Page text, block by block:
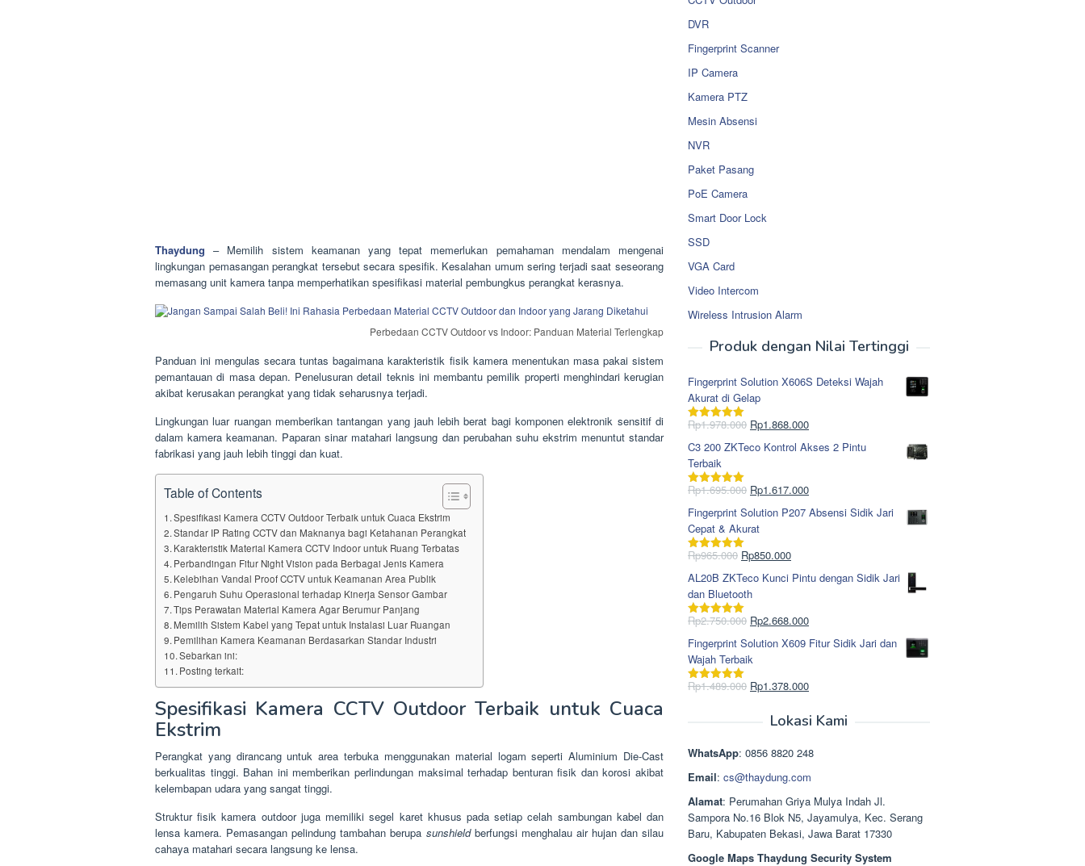
Thaydung – Memilih sistem keamanan yang tepat memerlukan pemahaman mendalam mengenai
lingkungan pemasangan perangkat tersebut secara spesifik. Kesalahan umum sering terjadi saat seseorang
memasang unit kamera tanpa memperhatikan spesifikasi material pembungkus perangkat kerasnya.
Perbedaan CCTV Outdoor vs Indoor: Panduan Material Terlengkap
Panduan ini mengulas secara tuntas bagaimana karakteristik fisik kamera menentukan masa pakai sistem
pemantauan di masa depan. Penelusuran detail teknis ini membantu pemilik properti menghindari kerugian
akibat kerusakan perangkat yang tidak seharusnya terjadi.
Lingkungan luar ruangan memberikan tantangan yang jauh lebih berat bagi komponen elektronik sensitif di
dalam kamera keamanan. Paparan sinar matahari langsung dan perubahan suhu ekstrim menuntut standar
fabrikasi yang jauh lebih tinggi dan kuat.
Table of Contents
Spesifikasi Kamera CCTV Outdoor Terbaik untuk Cuaca Ekstrim
Standar IP Rating CCTV dan Maknanya bagi Ketahanan Perangkat
Karakteristik Material Kamera CCTV Indoor untuk Ruang Terbatas
Perbandingan Fitur Night Vision pada Berbagai Jenis Kamera
Kelebihan Vandal Proof CCTV untuk Keamanan Area Publik
Pengaruh Suhu Operasional terhadap Kinerja Sensor Gambar
Tips Perawatan Material Kamera Agar Berumur Panjang
Memilih Sistem Kabel yang Tepat untuk Instalasi Luar Ruangan
Pemilihan Kamera Keamanan Berdasarkan Standar Industri
Sebarkan ini:
Posting terkait:
Spesifikasi Kamera CCTV Outdoor Terbaik untuk Cuaca
Ekstrim
Perangkat yang dirancang untuk area terbuka menggunakan material logam seperti Aluminium Die-Cast
berkualitas tinggi. Bahan ini memberikan perlindungan maksimal terhadap benturan fisik dan korosi akibat
kelembapan udara yang sangat tinggi.
Struktur fisik kamera outdoor juga memiliki segel karet khusus pada setiap celah sambungan kabel dan
lensa kamera. Pemasangan pelindung tambahan berupa sunshieldberfungsi menghalau air hujan dan silau
cahaya matahari secara langsung ke lensa.
DVR
Fingerprint Scanner
IP Camera
Kamera PTZ
Mesin Absensi
NVR
Paket Pasang
PoE Camera
Smart Door Lock
SSD
VGA Card
Video Intercom
Wireless Intrusion Alarm
Produk dengan Nilai Tertinggi
Fingerprint Solution X606S Deteksi Wajah
Akurat di Gelap
Dinilai5.00
Rp1.978.000 Harga
aslinya
adalah:
Rp1.868.000Harga
saat
ini
Rp1.868.000.
C3 200 ZKTeco Kontrol Akses 2 Pintu
Terbaik
Dinilai5.00
Rp1.695.000 Harga
aslinya
adalah:
Rp1.695.000.
Rp1.617.000Harga
saat
ini
Fingerprint Solution P207 Absensi Sidik Jari
Cepat & Akurat
Dinilai5.00
Rp965.000 Harga
aslinya
adalah:
Rp965.000.
Rp850.000Harga
saat
ini
Rp850.000.
AL20B ZKTeco Kunci Pintu dengan Sidik Jari
dan Bluetooth
Dinilai5.00
Rp2.750.000 Harga
aslinya
adalah:
Rp2.750.000.
Rp2.668.000Harga
saat
ini
Rp2.668.000.
Fingerprint Solution X609 Fitur Sidik Jari dan
Wajah Terbaik
Dinilai5.00
Rp1.489.000 Harga
adalah:
Rp1.378.000Harga
ini
Rp1.378.000.
Lokasi Kami
WhatsApp: 0856 8820 248
Email: cs@thaydung.com
Alamat: Perumahan Griya Mulya Indah Jl.
Sampora No.16 Blok N5, Jayamulya, Kec. Serang
Baru, Kabupaten Bekasi, Jawa Barat 17330
Google Maps Thaydung Security System